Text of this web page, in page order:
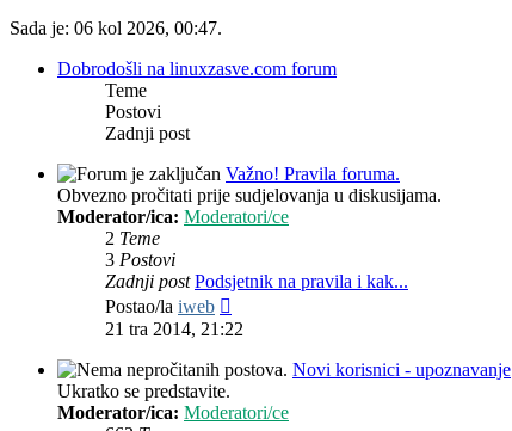
Sada je: 06 kol 2026, 00:47.
Dobrodošli na linuxzasve.com forum
Teme
Postovi
Zadnji post
Važno! Pravila foruma.
Obvezno pročitati prije sudjelovanja u diskusijama.
Moderator/ica: Moderatori/ce
2 Teme
3 Postovi
Zadnji post Podsjetnik na pravila i kak...
Postao/la iweb
post
21 tra 2014, 21:22
Novi korisnici - upoznavanje
Ukratko se predstavite.
Moderator/ica: Moderatori/ce